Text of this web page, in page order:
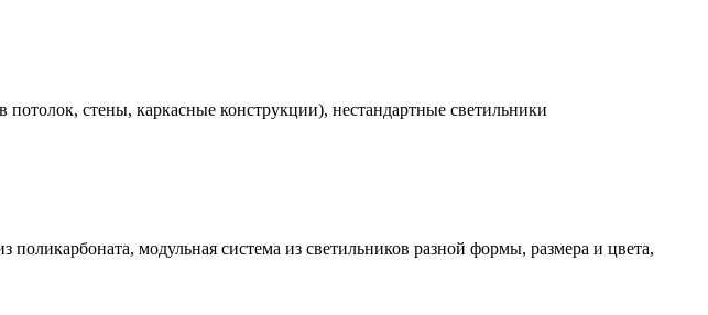
стены, каркасные конструкции), нестандартные светильники
модульная система из светильников разной формы, размера и цвета,